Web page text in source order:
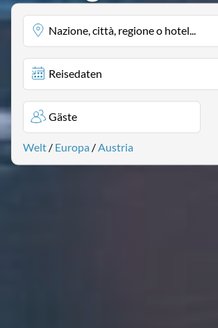
Nazione, città, regione o hotel...
Reisedaten
Gäste
Welt / Europa / Austria